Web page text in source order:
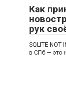
Как
рук
SQLITE NOT
в СПб — это